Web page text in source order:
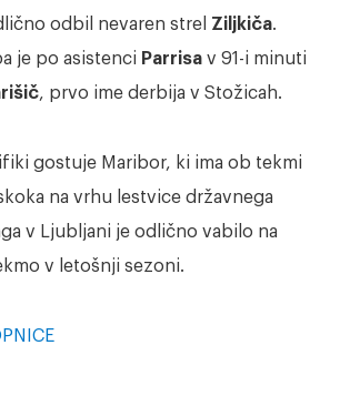
odbil nevaren strel Ziljkiča.
je po asistenci Parrisa v 91-i minuti
, prvo ime derbija v Stožicah.
gostuje Maribor, ki ima ob tekmi
na vrhu lestvice državnega
v Ljubljani je odlično vabilo na
v letošnji sezoni.